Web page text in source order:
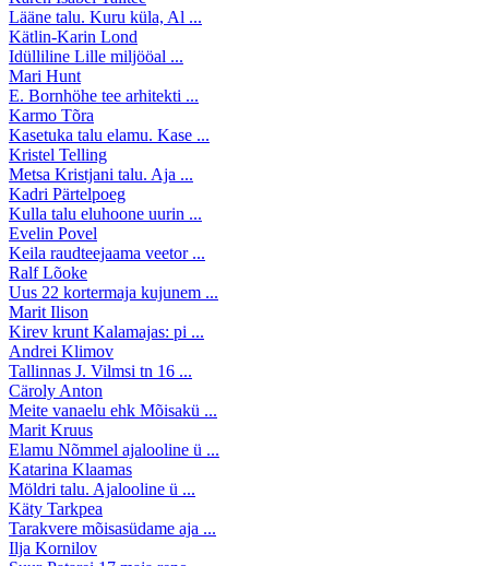
Lääne talu. Kuru küla, Al ...
Kätlin-Karin Lond
Idülliline Lille miljööal ...
Mari Hunt
E. Bornhöhe tee arhitekti ...
Karmo Tõra
Kasetuka talu elamu. Kase ...
Kristel Telling
Metsa Kristjani talu. Aja ...
Kadri Pärtelpoeg
Kulla talu eluhoone uurin ...
Evelin Povel
Keila raudteejaama veetor ...
Ralf Lõoke
Uus 22 kortermaja kujunem ...
Marit Ilison
Kirev krunt Kalamajas: pi ...
Andrei Klimov
Tallinnas J. Vilmsi tn 16 ...
Cäroly Anton
Meite vanaelu ehk Mõisakü ...
Marit Kruus
Elamu Nõmmel ajalooline ü ...
Katarina Klaamas
Möldri talu. Ajalooline ü ...
Käty Tarkpea
Tarakvere mõisasüdame aja ...
Ilja Kornilov